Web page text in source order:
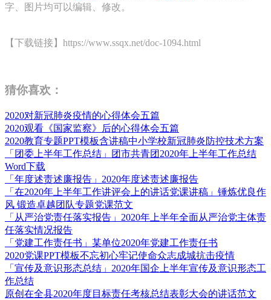
字、图片均可以编辑、修改。
【下载链接】https://www.ssqx.net/doc-1094.html
猜你喜欢：
2020对新冠肺炎疫情的心得体会五篇
2020观看《国家监察》后的心得体会五篇
2020教育专题PPT模板含讲稿中小学校新冠肺炎防控技术方案
「团委上半年工作总结」团市共青团2020年上半年工作总结
Word下载
「年度述责述廉报告」2020年度述责述廉报告
「在2020年上半年工作讲评会上的讲话党课讲稿」锤炼优良作
风 锻造卓越团队专题党课范文
「从严治党责任落实报告」2020年上半年全面从严治党主体责
任落实情况报告
「党建工作责任书」某单位2020年党建工作责任书
2020党课PPT模板不忘初心牢记使命众志成城抗击疫情
「宣传及意识形态总结」2020年国企上半年宣传及意识形态工
作总结
原创在全县2020年度目标责任考核总结表彰大会的讲话范文